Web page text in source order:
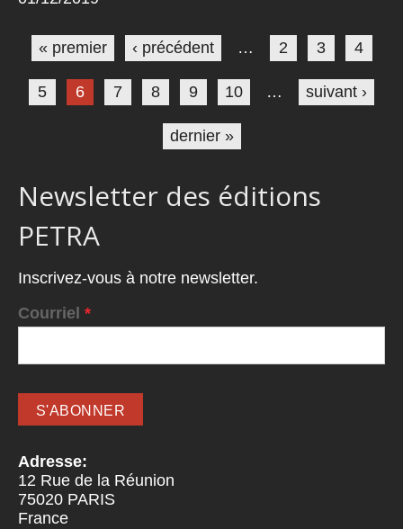
Pages
« premier ‹ précédent … 2 3 4
5 6 7 8 9 10 … suivant ›
dernier »
Newsletter des éditions
PETRA
Inscrivez-vous à notre newsletter.
Courriel *
Adresse:
12 Rue de la Réunion
75020 PARIS
France